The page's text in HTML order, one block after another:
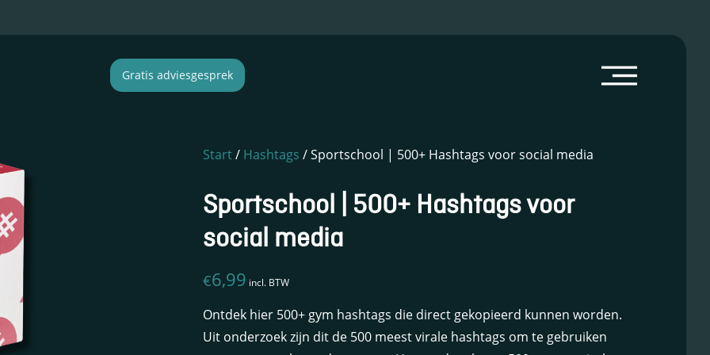
Gratis adviesgesprek
Start/ Hashtags / Sportschool | 500+ Hashtags voor social media
Sportschool | 500+ Hashtags voor
social media
€6,99 incl. BTW
Ontdek hier 500+ gym hashtags die direct gekopieerd kunnen worden.
Uit onderzoek zijn dit de 500 meest virale hashtags om te gebruiken